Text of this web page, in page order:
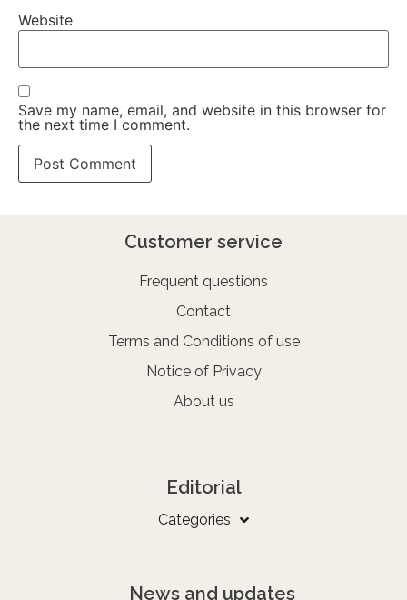
Website
Save my name, email, and website in this browser for
the next time I comment.
Customer service
Frequent questions
Contact
Terms and Conditions of use
Notice of Privacy
About us
Editorial
Categories
News and updates